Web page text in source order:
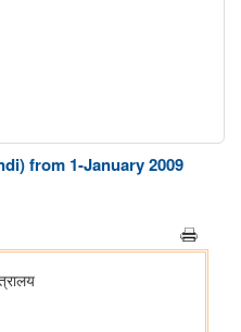
from 1-January 2009